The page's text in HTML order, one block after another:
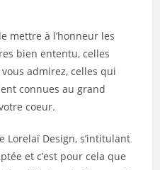
mettre à l’honneur les
bien ententu, celles
admirez, celles qui
connues au grand
coeur.
Lorelaï Design, s’intitulant
et c’est pour cela que